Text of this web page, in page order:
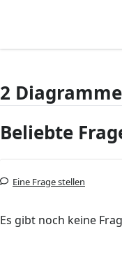
2 Diagramme
Beliebte
Eine Frage stellen
Es gibt noch keine